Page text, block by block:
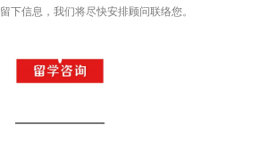
留下信息，我们将尽快安排顾问联络您。